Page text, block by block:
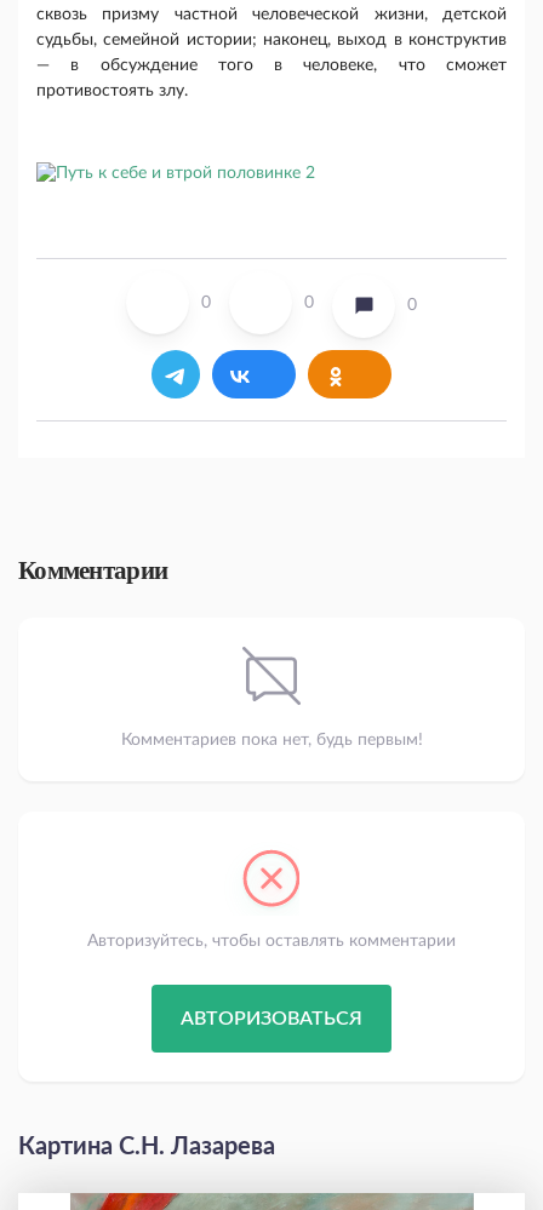
сквозь призму частной человеческой жизни, детской
судьбы, семейной истории; наконец, выход в конструктив
— в обсуждение того в человеке, что сможет
противостоять злу.
0 0 0
Комментарии
Комментариев пока нет, будь первым!
Авторизуйтесь, чтобы оставлять комментарии
АВТОРИЗОВАТЬСЯ
Картина С.Н. Лазарева